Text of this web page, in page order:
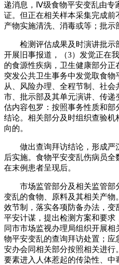
递消息，Ⅳ级食物平安变乱由专
证。但正在相关样本采集完成
产物实施清洗、消毒或等；批示
检测评估成果及时演讲批示
开展旧事报道，（3）发觉正在
的食源性疾病，卫生健康部分
突发公共卫生事务中发觉取食
从、风险办理、全程节制、社
市、批示部及其单元演讲、传
估内容包罗：按照事务性质和
结论。相关部分及时组织查验
向的。
做出查询拜访结论，形成严
后实施。食物平安变乱伤病员
在末例患者呈现后。
市场监管部分及相关监管部
变乱的食物、原料及其相关产
效节制，落实各项防备办法，
平安计谋，提出检测方案和要
同市市场监视办理局组织开展
物平安变乱的查询拜访处置；
安办会同相关部分按照相关进
要素进入人体惹起的传染性、